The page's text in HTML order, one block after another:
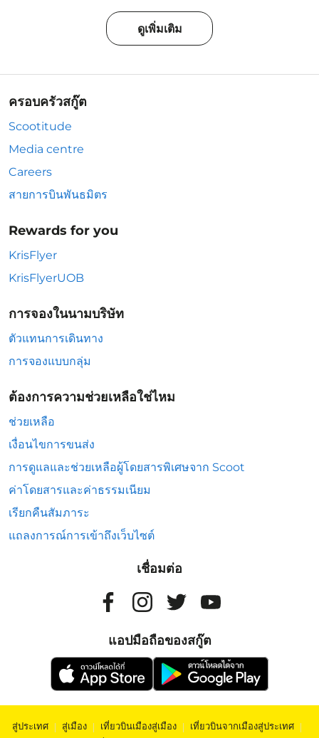
ดูเพิ่มเติม
ครอบครัวสกู๊ต
Scootitude
Media centre
Careers
สายการบินพันธมิตร
Rewards for you
KrisFlyer
KrisFlyerUOB
การจองในนามบริษัท
ตัวแทนการเดินทาง
การจองแบบกลุ่ม
ต้องการความช่วยเหลือใช่ไหม
ช่วยเหลือ
เงื่อนไขการขนส่ง
การดูแลและช่วยเหลือผู้โดยสารพิเศษจาก Scoot
ค่าโดยสารและค่าธรรมเนียม
เรียกคืนสัมภาระ
แถลงการณ์การเข้าถึงเว็บไซต์
เชื่อมต่อ
แอปมือถือของสกู๊ต
สู่ประเทศ | สู่เมือง | เที่ยวบินเมืองสู่เมือง | เที่ยวบินจากเมืองสู่ประเทศ |